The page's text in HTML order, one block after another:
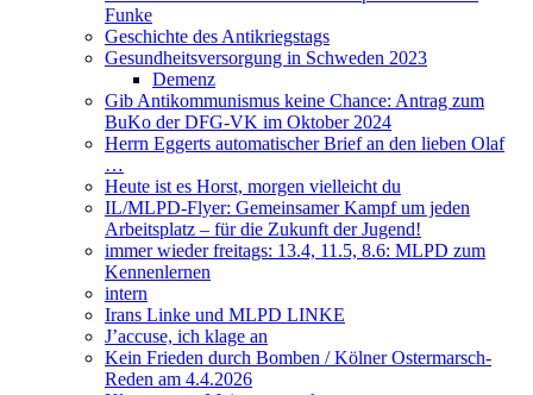
Funke
Geschichte des Antikriegstags
Gesundheitsversorgung in Schweden 2023
Demenz
Gib Antikommunismus keine Chance: Antrag zum
BuKo der DFG-VK im Oktober 2024
Herrn Eggerts automatischer Brief an den lieben Olaf
…
Heute ist es Horst, morgen vielleicht du
IL/MLPD-Flyer: Gemeinsamer Kampf um jeden
Arbeitsplatz – für die Zukunft der Jugend!
immer wieder freitags: 13.4, 11.5, 8.6: MLPD zum
Kennenlernen
intern
Irans Linke und MLPD LINKE
J’accuse, ich klage an
Kein Frieden durch Bomben / Kölner Ostermarsch-
Reden am 4.4.2026